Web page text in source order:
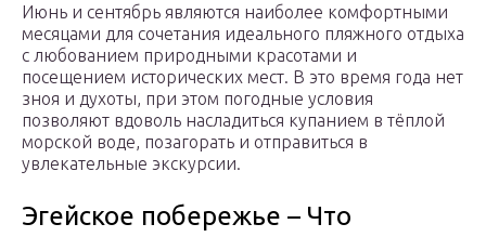
Июнь и сентябрь являются наиболее комфортными
месяцами для сочетания идеального пляжного отдыха
с любованием природными красотами и
посещением исторических мест. В это время года нет
зноя и духоты, при этом погодные условия
позволяют вдоволь насладиться купанием в тёплой
морской воде, позагорать и отправиться в
увлекательные экскурсии.
Эгейское побережье – Что